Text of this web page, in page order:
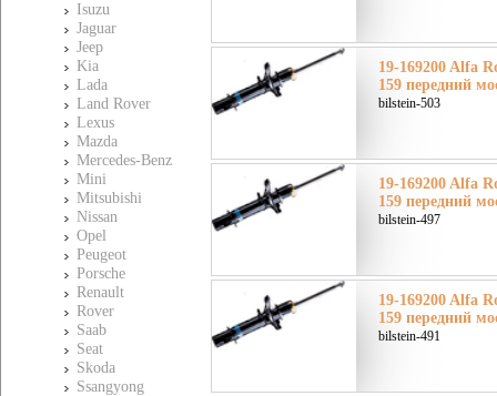
Isuzu
Jaguar
Jeep
Kia
Lada
Land Rover
Lexus
Mazda
Mercedes-Benz
Mini
Mitsubishi
Nissan
Opel
Peugeot
Porsche
Renault
Rover
Saab
Seat
Skoda
Ssangyong
19-169200 Alfa
159 передний
bilstein-503
19-169200 Alfa
159 передний
bilstein-497
19-169200 Alfa
159 передний
bilstein-491